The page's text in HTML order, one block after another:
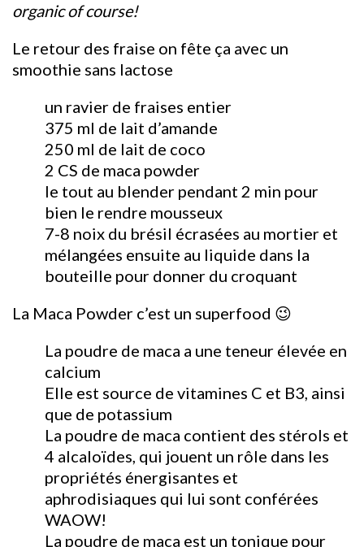
organic of course!
Le retour des fraise on fête ça avec un
smoothie sans lactose
un ravier de fraises entier
375 ml de lait d’amande
250 ml de lait de coco
2 CS de maca powder
le tout au blender pendant 2 min pour
bien le rendre mousseux
7-8 noix du brésil écrasées au mortier et
mélangées ensuite au liquide dans la
bouteille pour donner du croquant
La Maca Powder c’est un superfood 😉
La poudre de maca a une teneur élevée en
calcium
Elle est source de vitamines C et B3, ainsi
que de potassium
La poudre de maca contient des stérols et
4 alcaloïdes, qui jouent un rôle dans les
propriétés énergisantes et
aphrodisiaques qui lui sont conférées
WAOW!
La poudre de maca est un tonique pour